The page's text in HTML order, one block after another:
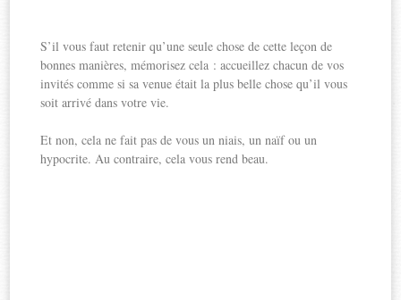
S’il vous faut retenir qu’une seule chose de cette leçon de
bonnes manières, mémorisez cela : accueillez chacun de vos
invités comme si sa venue était la plus belle chose qu’il vous
soit arrivé dans votre vie.
Et non, cela ne fait pas de vous un niais, un naïf ou un
hypocrite. Au contraire, cela vous rend beau.